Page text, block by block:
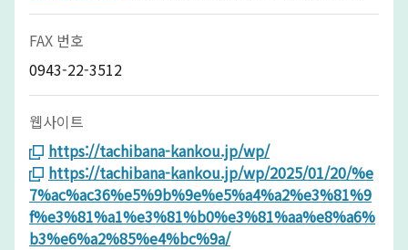
FAX 번호
0943-22-3512
웹사이트
https://tachibana-kankou.jp/wp/
https://tachibana-kankou.jp/wp/2025/01/20/%e
7%ac%ac36%e5%9b%9e%e5%a4%a2%e3%81%9
f%e3%81%a1%e3%81%b0%e3%81%aa%e8%a6%
b3%e6%a2%85%e4%bc%9a/